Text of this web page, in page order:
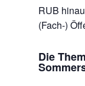
RUB
(Fach-)
Die